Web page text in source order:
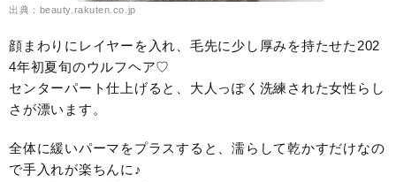
出典：beauty.rakuten.co.jp
顔まわりにレイヤーを入れ、毛先に少し厚みを持たせた202
4年初夏旬のウルフヘア♡
センターパート仕上げると、大人っぽく洗練された女性らし
さが漂います。
全体に緩いパーマをプラスすると、濡らして乾かすだけなの
で手入れが楽ちんに♪